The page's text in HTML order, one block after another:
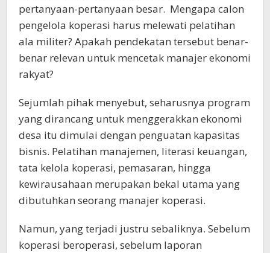
pertanyaan-pertanyaan besar. Mengapa calon
pengelola koperasi harus melewati pelatihan
ala militer? Apakah pendekatan tersebut benar-
benar relevan untuk mencetak manajer ekonomi
rakyat?
Sejumlah pihak menyebut, seharusnya program
yang dirancang untuk menggerakkan ekonomi
desa itu dimulai dengan penguatan kapasitas
bisnis. Pelatihan manajemen, literasi keuangan,
tata kelola koperasi, pemasaran, hingga
kewirausahaan merupakan bekal utama yang
dibutuhkan seorang manajer koperasi.
Namun, yang terjadi justru sebaliknya. Sebelum
koperasi beroperasi, sebelum laporan